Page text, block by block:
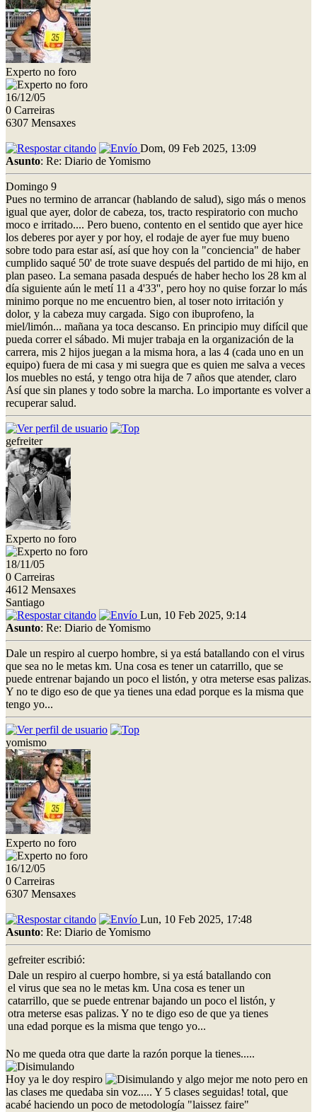
Experto no foro
16/12/05
0 Carreiras
6307 Mensaxes
Dom, 09 Feb 2025, 13:09
Asunto: Re: Diario de Yomismo
Domingo 9
Pues no termino de arrancar (hablando de salud), sigo más o menos
igual que ayer, dolor de cabeza, tos, tracto respiratorio con mucho
moco e irritado.... Pero bueno, contento en el sentido que ayer hice
los deberes por ayer y por hoy, el rodaje de ayer fue muy bueno
sobre todo para estar así, así que hoy con la "conciencia" de haber
cumplido saqué 50' de trote suave después del partido de mi hijo, en
plan paseo. La semana pasada después de haber hecho los 28 km al
día siguiente aún le metí 11 a 4'33'', pero hoy no quise forzar lo más
minimo porque no me encuentro bien, al toser noto irritación y
dolor, y la cabeza muy cargada. Sigo con ibuprofeno, la
miel/limón... mañana ya toca descanso. En principio muy difícil que
pueda correr el sábado. Mi mujer trabaja en la organización de la
carrera, mis 2 hijos juegan a la misma hora, a las 4 (cada uno en un
equipo) fuera de mi casa y mi suegra que es quien me salva a veces
los muebles no está, y tengo otra hija de 7 años que atender, claro
Así que sin planes y todo sobre la marcha. Lo importante es volver a
recuperar salud.
gefreiter
Experto no foro
18/11/05
0 Carreiras
4612 Mensaxes
Santiago
Lun, 10 Feb 2025, 9:14
Asunto: Re: Diario de Yomismo
Dale un respiro al cuerpo hombre, si ya está batallando con el virus
que sea no le metas km. Una cosa es tener un catarrillo, que se
puede entrenar bajando un poco el listón, y otra meterse esas palizas.
Y no te digo eso de que ya tienes una edad porque es la misma que
tengo yo...
yomismo
Experto no foro
16/12/05
0 Carreiras
6307 Mensaxes
Lun, 10 Feb 2025, 17:48
Asunto: Re: Diario de Yomismo
gefreiter escribió:
Dale un respiro al cuerpo hombre, si ya está batallando con
el virus que sea no le metas km. Una cosa es tener un
catarrillo, que se puede entrenar bajando un poco el listón, y
otra meterse esas palizas. Y no te digo eso de que ya tienes
una edad porque es la misma que tengo yo...
No me queda otra que darte la razón porque la tienes.....
Hoy ya le doy respiro
y algo mejor me noto pero en
las clases me quedaba sin voz..... Y 5 clases seguidas! total, que
acabé haciendo un poco de metodología "laissez faire"